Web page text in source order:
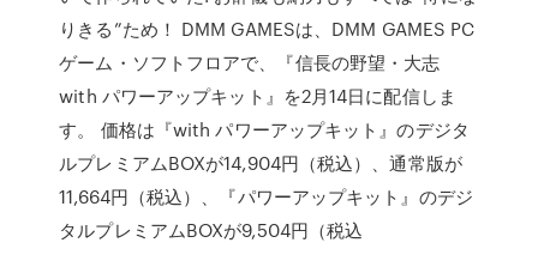
りきる”ため！ DMM GAMESは、DMM GAMES PC
ゲーム・ソフトフロアで、『信長の野望・大志
with パワーアップキット』を2月14日に配信しま
す。 価格は『with パワーアップキット』のデジタ
ルプレミアムBOXが14,904円（税込）、通常版が
11,664円（税込）、『パワーアップキット』のデジ
タルプレミアムBOXが9,504円（税込